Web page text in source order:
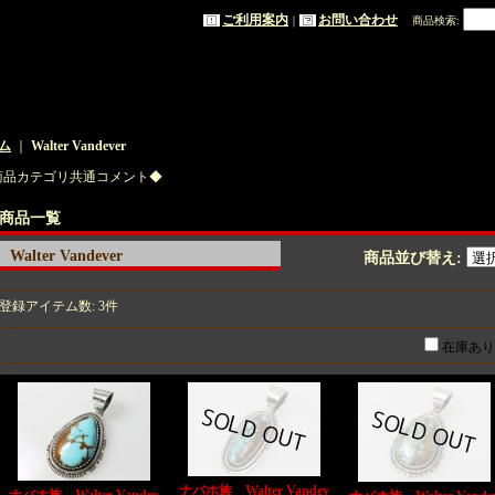
ご利用案内 ｜ お問い合わせ 商品検索:
Walter Vandever
カテゴリ共通コメント◆
商品一覧
Walter Vandever 商品並び替え :
登録アイテム数: 3件
在庫あり
ナバホ族 Walter Vandev